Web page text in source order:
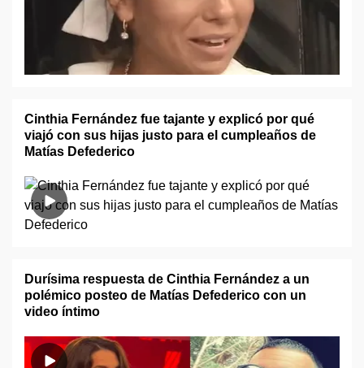
Cinthia Fernández fue tajante y explicó por qué
viajó con sus hijas justo para el cumpleaños de
Matías Defederico
Durísima respuesta de Cinthia Fernández a un
polémico posteo de Matías Defederico con un
video íntimo